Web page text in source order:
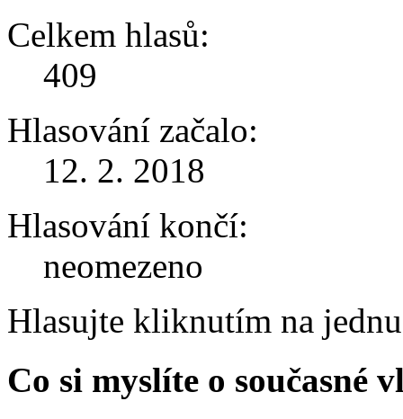
Celkem hlasů:
409
Hlasování začalo:
12. 2. 2018
Hlasování končí:
neomezeno
Hlasujte kliknutím na
Co si myslíte o současné